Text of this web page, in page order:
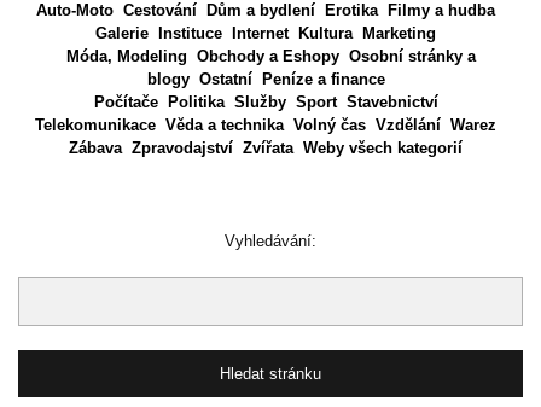
Auto-Moto Cestování Dům a bydlení Erotika
Filmy a hudba
Galerie
Instituce Internet Kultura
Marketing
Móda, Modeling Obchody a Eshopy Osobní stránky a
blogy Ostatní
Peníze a finance
Počítače
Politika Služby Sport Stavebnictví
Telekomunikace Věda a technika Volný čas Vzdělání Warez
Zábava Zpravodajství Zvířata Weby všech kategorií
Vyhledávání: